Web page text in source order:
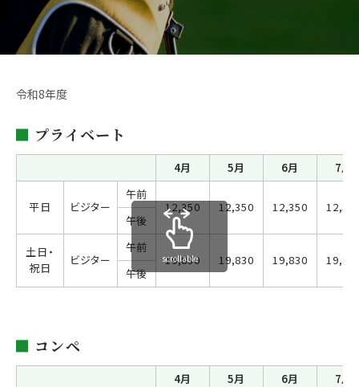
令和8年度
プライベート
4月 5月 6月 7月
平日 ビジター
午前
12,350
12,350 12,350
午後
土日・
祝日
ビジター
午前
19,830
19,830 19,830
午後
scrollable
コンペ
4月 5月 6月 7月